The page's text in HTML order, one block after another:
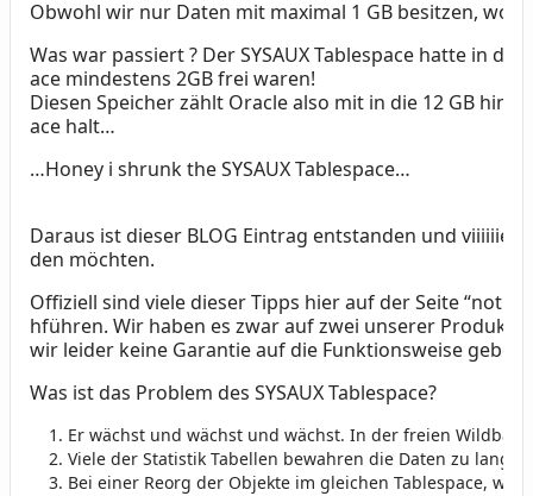
Obwohl wir nur Daten mit maximal 1 GB besitzen,
Was war passiert ? Der SYSAUX Tablespace hatte in
ace mindestens 2GB frei waren!
Diesen Speicher zählt Oracle also mit in die 12 GB
ace halt…
…Honey i shrunk the SYSAUX Tablespace…
Daraus ist dieser BLOG Eintrag entstanden und
den möchten.
Offiziell sind viele dieser Tipps hier auf der Seite “not
hführen. Wir haben es zwar auf zwei unserer
wir leider keine Garantie auf die Funktionsweise geben !
Was ist das Problem des SYSAUX Tablespace?
Er wächst und wächst und wächst. In der freien
Viele der Statistik Tabellen bewahren die Daten zu lange
Bei einer Reorg der Objekte im gleichen Tablespace,